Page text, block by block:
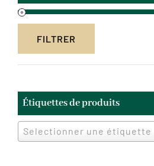
min
max
FILTRER
Étiquettes de produits
Selectionner une étiquette